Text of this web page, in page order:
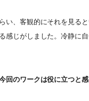
い、客観的にそれを見る
感じがしました。冷静に
のワークは役に立つと感